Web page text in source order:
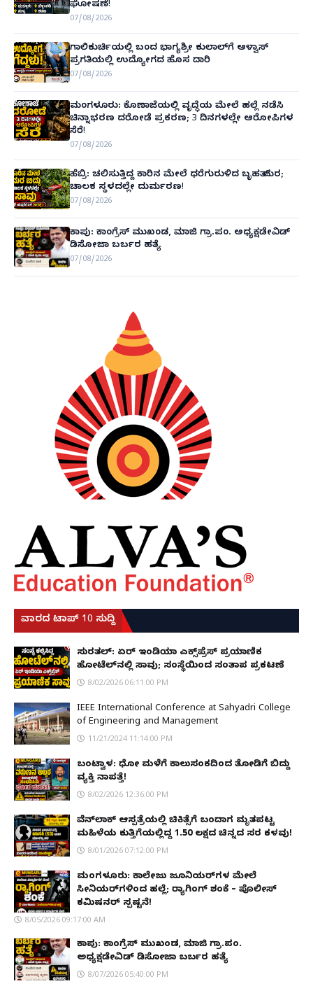
ಘೋಷಣೆ!
07/08/2026
ಗಾಲಿಕುರ್ಚಿಯಲ್ಲಿ ಬಂದ ಭಾಗ್ಯಶ್ರೀ ಕುಲಾಲ್‌ಗೆ ಆಳ್ವಾಸ್
ಪ್ರಗತಿಯಲ್ಲಿ ಉದ್ಯೋಗದ ಹೊಸ ದಾರಿ
07/08/2026
ಮಂಗಳೂರು: ಕೊಣಾಜೆಯಲ್ಲಿ ವೃದ್ಧೆಯ ಮೇಲೆ ಹಲ್ಲೆ ನಡೆಸಿ
ಚಿನ್ನಾಭರಣ ದರೋಡೆ ಪ್ರಕರಣ; 3 ದಿನಗಳಲ್ಲೇ ಆರೋಪಿಗಳ
ಸೆರೆ!
07/08/2026
ಹೆಬ್ರಿ: ಚಲಿಸುತ್ತಿದ್ದ ಕಾರಿನ ಮೇಲೆ ಧರೆಗುರುಳಿದ ಬೃಹತ್ ಮರ;
ಚಾಲಕ ಸ್ಥಳದಲ್ಲೇ ದುರ್ಮರಣ!
07/08/2026
ಕಾಪು: ಕಾಂಗ್ರೆಸ್ ಮುಖಂಡ, ಮಾಜಿ ಗ್ರಾ.ಪಂ. ಅಧ್ಯಕ್ಷಡೇವಿಡ್
ಡಿಸೋಜಾ ಬರ್ಬರ ಹತ್ಯೆ
07/08/2026
ವಾರದ ಟಾಪ್ 10 ಸುದ್ದಿ
ಸುರತ್ಕಲ್: ಏರ್ ಇಂಡಿಯಾ ಎಕ್ಸ್‌ಪ್ರೆಸ್ ಪ್ರಯಾಣಿಕ
ಹೋಟೆಲ್‌ನಲ್ಲಿ ಸಾವು; ಸಂಸ್ಥೆಯಿಂದ ಸಂತಾಪ ಪ್ರಕಟಣೆ
8/02/2026 06:11:00 PM
IEEE International Conference at Sahyadri College
of Engineering and Management
11/21/2024 11:14:00 PM
ಬಂಟ್ವಾಳ: ಧೋ ಮಳೆಗೆ ಕಾಲುಸಂಕದಿಂದ ತೋಡಿಗೆ ಬಿದ್ದು
ವ್ಯಕ್ತಿ ನಾಪತ್ತೆ!
8/02/2026 12:36:00 PM
ವೆನ್‌ಲಾಕ್ ಆಸ್ಪತ್ರೆಯಲ್ಲಿ ಚಿಕಿತ್ಸೆಗೆ ಬಂದಾಗ ಮೃತಪಟ್ಟ
ಮಹಿಳೆಯ ಕುತ್ತಿಗೆಯಲ್ಲಿದ್ದ ₹1.50 ಲಕ್ಷದ ಚಿನ್ನದ ಸರ ಕಳವು!
8/01/2026 07:12:00 PM
ಮಂಗಳೂರು: ಕಾಲೇಜು ಜೂನಿಯರ್‌ಗಳ ಮೇಲೆ
ಸೀನಿಯರ್‌ಗಳಿಂದ ಹಲ್ಲೆ; ರ‌್ಯಾಗಿಂಗ್ ಶಂಕೆ – ಪೊಲೀಸ್
ಕಮಿಷನರ್ ಸ್ಪಷ್ಟನೆ!
8/05/2026 09:17:00 AM
ಕಾಪು: ಕಾಂಗ್ರೆಸ್ ಮುಖಂಡ, ಮಾಜಿ ಗ್ರಾ.ಪಂ.
ಅಧ್ಯಕ್ಷಡೇವಿಡ್ ಡಿಸೋಜಾ ಬರ್ಬರ ಹತ್ಯೆ
8/07/2026 05:40:00 PM